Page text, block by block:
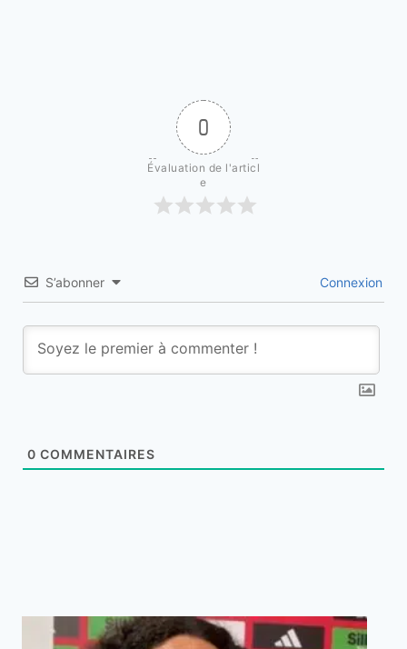
0
Évaluation de l'articl
e
S’abonner Connexion
0 COMMENTAIRES